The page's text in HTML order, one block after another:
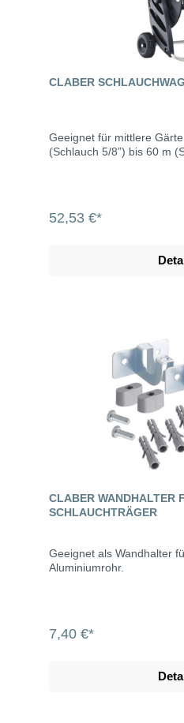
CLABER
Geeignet für mittlere
(Schlauch 5/8”) bis 60 m
52,53 €*
CLABER WANDHALTER
SCHLAUCHTRÄGER
Geeignet als Wandhalter
Aluminiumrohr.
7,40 €*